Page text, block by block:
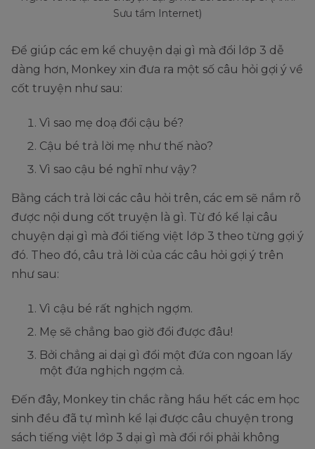
Sưu tầm Internet)
Để giúp các em kể chuyện dại gì mà đổi lớp 3 dễ
dàng hơn, Monkey xin đưa ra một số câu hỏi gợi ý về
cốt truyện như sau:
Vì sao mẹ doạ đổi cậu bé?
Cậu bé trả lời mẹ như thế nào?
Vì sao cậu bé nghĩ như vậy?
Bằng cách trả lời các câu hỏi trên, các em sẽ nắm rõ
được nội dung cốt truyện là gì. Từ đó kể lại câu
chuyện dại gì mà đổi tiếng việt lớp 3 theo từng gợi ý
đó. Theo đó, câu trả lời của các câu hỏi gợi ý trên
như sau:
Vì cậu bé rất nghịch ngợm.
Mẹ sẽ chẳng bao giờ đổi được đâu!
Bởi chẳng ai dại gì đổi một đứa con ngoan lấy
một đứa nghịch ngợm cả.
Đến đây, Monkey tin chắc rằng hầu hết các em học
sinh đều đã tự mình kể lại được câu chuyện trong
sách tiếng việt lớp 3 dại gì mà đổi rồi phải không